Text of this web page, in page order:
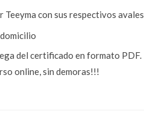
con sus respectivos avales
del certificado en formato PDF.
online, sin demoras!!!